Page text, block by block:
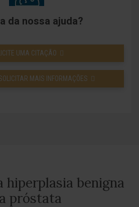
da nossa ajuda?
UMA CITAÇÃO
MAIS INFORMAÇÕES
hiperplasia benigna
próstata